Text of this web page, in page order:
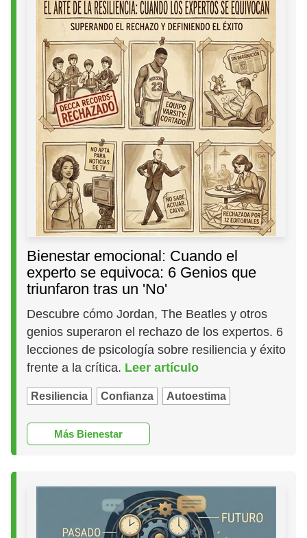
Bienestar emocional: Cuando el
experto se equivoca: 6 Genios que
triunfaron tras un 'No'
Descubre cómo Jordan, The Beatles y otros
genios superaron el rechazo de los expertos. 6
lecciones de psicología sobre resiliencia y éxito
frente a la crítica. Leer artículo
Resiliencia Confianza Autoestima
Más Bienestar